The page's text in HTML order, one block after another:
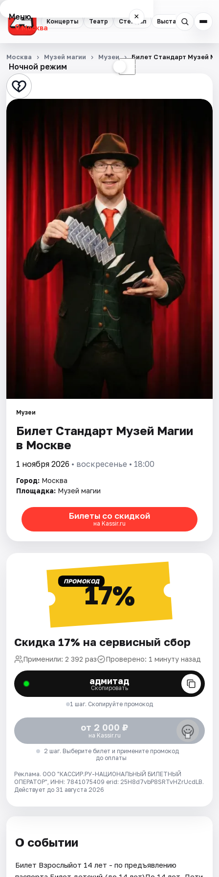
Концерты Театр Стендап Выставки
Меню ×
Москва
Концерты
Театр
Стендап
Города
Ночной режим ☾
Москва Музей магии Музеи Билет Стандарт Музей
Музеи
Билет Стандарт Музей Магии
в Москве
1 ноября 2026 • воскресенье • 18:00
Город: Москва
Площадка: Музей магии
Билеты со скидкой
на Kassir.ru
ПРОМОКОД17%
Скидка 17% на сервисный сбор
Применили: 2 392 раз Проверено: 1 минуту назад
адмитад
Скопировать
1 шаг. Скопируйте промокод
от 2 000 ₽
на Kassir.ru
2 шаг. Выберите билет и примените промокод
до оплаты
Реклама. ООО "КАССИР.РУ-НАЦИОНАЛЬНЫЙ БИЛЕТНЫЙ
ОПЕРАТОР", ИНН: 7841075409 erid: 25H8d7vbP8SRTvHZrUcdLB.
Действует до 31 августа 2026
О событии
Билет Взрослыйот 14 лет - по предъявлению